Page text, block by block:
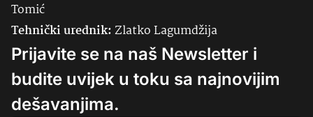
Tomić
Tehnički urednik:Zlatko Lagumdžija
Prijavite se na naš Newsletter i
budite uvijek u toku sa najnovijim
dešavanjima.